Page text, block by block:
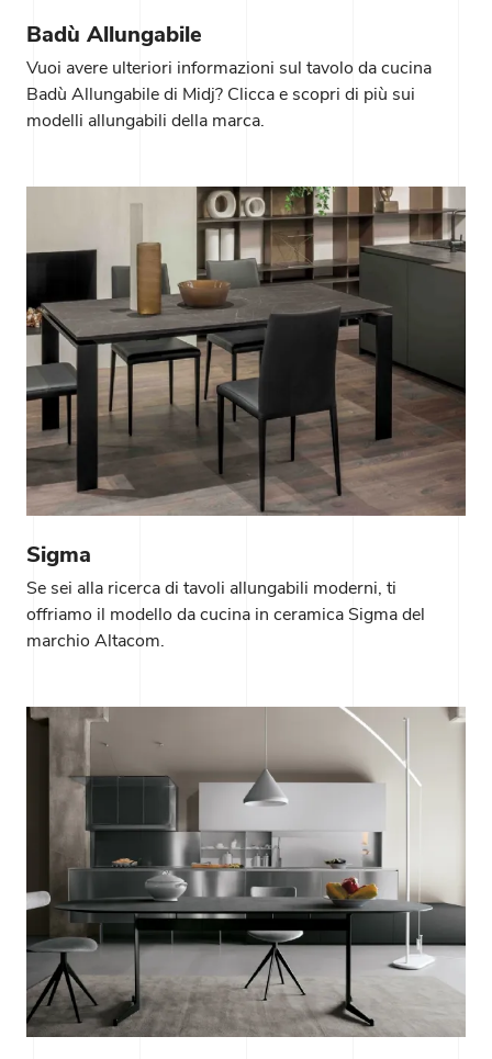
Badù Allungabile
Vuoi avere ulteriori informazioni sul tavolo da cucina
Badù Allungabile di Midj? Clicca e scopri di più sui
modelli allungabili della marca.
Sigma
Se sei alla ricerca di tavoli allungabili moderni, ti
offriamo il modello da cucina in ceramica Sigma del
marchio Altacom.